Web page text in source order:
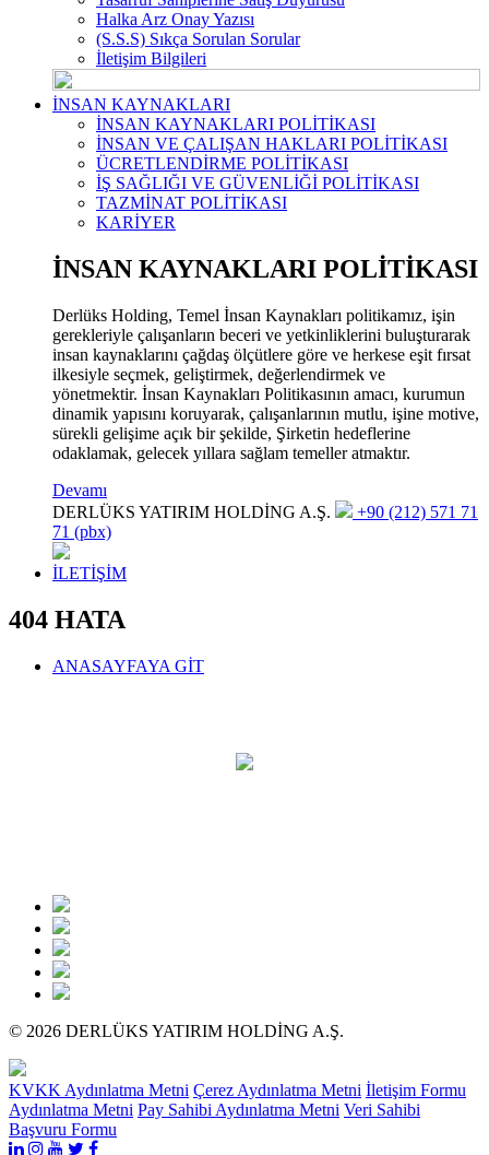
Halka Arz Onay Yazısı
(S.S.S) Sıkça Sorulan Sorular
İletişim Bilgileri
İNSAN KAYNAKLARI
İNSAN KAYNAKLARI POLİTİKASI
İNSAN VE ÇALIŞAN HAKLARI POLİTİKASI
ÜCRETLENDİRME POLİTİKASI
İŞ SAĞLIĞI VE GÜVENLİĞİ POLİTİKASI
TAZMİNAT POLİTİKASI
KARİYER
İNSAN KAYNAKLARI POLİTİKASI
Derlüks Holding, Temel İnsan Kaynakları politikamız, işin
gerekleriyle çalışanların beceri ve yetkinliklerini buluşturarak
insan kaynaklarını çağdaş ölçütlere göre ve herkese eşit fırsat
ilkesiyle seçmek, geliştirmek, değerlendirmek ve
yönetmektir. İnsan Kaynakları Politikasının amacı, kurumun
dinamik yapısını koruyarak, çalışanlarının mutlu, işine motive,
sürekli gelişime açık bir şekilde, Şirketin hedeflerine
odaklamak, gelecek yıllara sağlam temeller atmaktır.
Devamı
DERLÜKS YATIRIM HOLDİNG A.Ş.
+90 (212) 571 71
71 (pbx)
İLETİŞİM
404 HATA
ANASAYFAYA GİT
© 2026 DERLÜKS YATIRIM HOLDİNG A.Ş.
KVKK Aydınlatma Metni Çerez Aydınlatma Metni İletişim Formu
Aydınlatma Metni Pay Sahibi Aydınlatma Metni Veri Sahibi
Başvuru Formu